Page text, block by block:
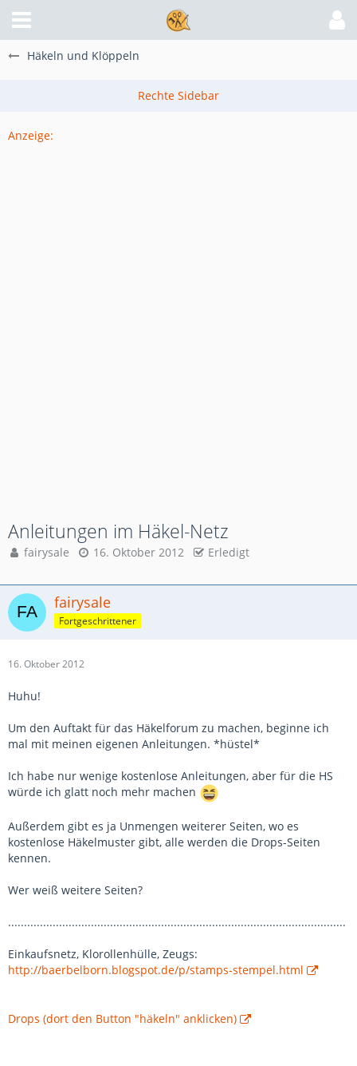
Häkeln und Klöppeln
Anzeige:
Anleitungen im Häkel-Netz
fairysale 16. Oktober 2012 Erledigt
fairysale
Fortgeschrittener
16. Oktober 2012
Huhu!
Um den Auftakt für das Häkelforum zu machen, beginne ich
mal mit meinen eigenen Anleitungen. *hüstel*
Ich habe nur wenige kostenlose Anleitungen, aber für die HS
würde ich glatt noch mehr machen
Außerdem gibt es ja Unmengen weiterer Seiten, wo es
kostenlose Häkelmuster gibt, alle werden die Drops-Seiten
kennen.
Wer weiß weitere Seiten?
..........................................................................................................
Einkaufsnetz, Klorollenhülle, Zeugs:
http://baerbelborn.blogspot.de/p/stamps-stempel.html
Drops (dort den Button "häkeln" anklicken)